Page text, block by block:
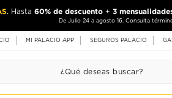
. Hasta 60% de descuento + 3
De Julio 24 a agosto 16. Consulta
MI PALACIO APP SEGUROS PALACIO